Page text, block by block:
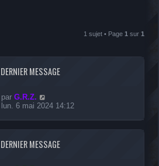
1 sujet • Page 1 sur 1
DERNIER MESSAGE
par G.R.Z.
lun. 6 mai 2024 14:12
DERNIER MESSAGE